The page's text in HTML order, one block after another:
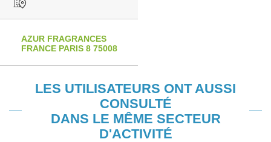
AZUR FRAGRANCES
FRANCE PARIS 8 75008
LES UTILISATEURS ONT AUSSI
CONSULTÉ
DANS LE MÊME SECTEUR
D'ACTIVITÉ